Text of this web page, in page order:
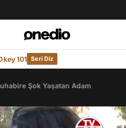
101 Seri Diz
Şok Yaşatan Adam